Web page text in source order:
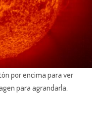
por encima para ver
para agrandarla.